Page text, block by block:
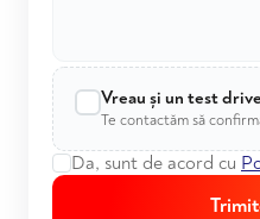
Vreau și un test drive
Te contactăm să
Da, sunt de acord cu